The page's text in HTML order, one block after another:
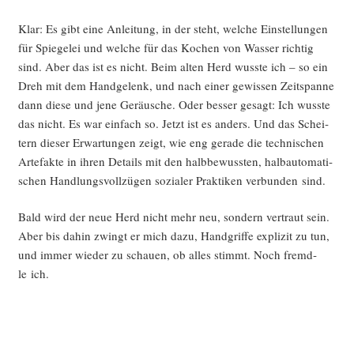
Klar: Es gibt eine Anlei­tung, in der steht, wel­che Ein­stel­lun­gen
für Spie­gelei und wel­che für das Kochen von Was­ser rich­tig
sind. Aber das ist es nicht. Beim alten Herd wuss­te ich – so ein
Dreh mit dem Hand­ge­lenk, und nach einer gewis­sen Zeit­span­ne
dann die­se und jene Geräu­sche. Oder bes­ser gesagt: Ich wuss­te
das nicht. Es war ein­fach so. Jetzt ist es anders. Und das Schei­
tern die­ser Erwar­tun­gen zeigt, wie eng gera­de die tech­ni­schen
Arte­fak­te in ihren Details mit den halb­be­wuss­ten, halb­au­to­ma­ti­
schen Hand­lungs­voll­zü­gen sozia­ler Prak­ti­ken ver­bun­den sind.
Bald wird der neue Herd nicht mehr neu, son­dern ver­traut sein.
Aber bis dahin zwingt er mich dazu, Hand­grif­fe expli­zit zu tun,
und immer wie­der zu schau­en, ob alles stimmt. Noch fremd­
le ich.